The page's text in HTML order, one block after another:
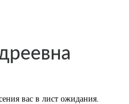
вас в лист ожидания.